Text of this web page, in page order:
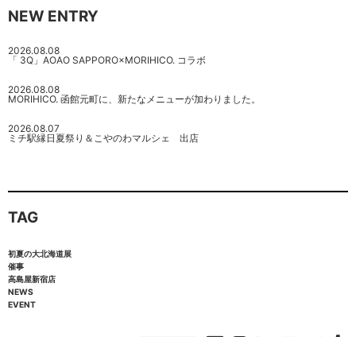
NEW ENTRY
2026.08.08
「 3Q」AOAO SAPPORO×MORIHICO. コラボ
2026.08.08
MORIHICO. 函館元町に、新たなメニューが加わりました。
2026.08.07
ミチ駅縁日夏祭り＆こやのわマルシェ 出店
TAG
初夏の大北海道展
催事
高島屋新宿店
NEWS
EVENT